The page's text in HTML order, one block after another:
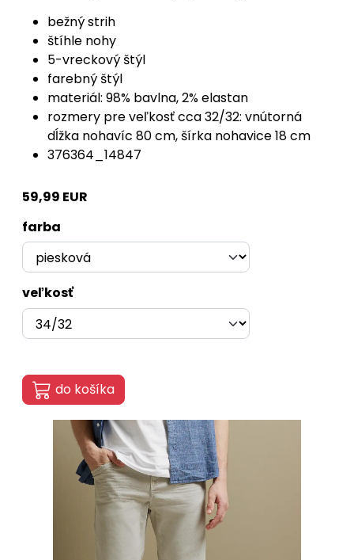
bežný strih
štíhle nohy
5-vreckový štýl
farebný štýl
materiál: 98% bavlna, 2% elastan
rozmery pre veľkosť cca 32/32: vnútorná
dĺžka nohavíc 80 cm, šírka nohavice 18 cm
376364_14847
59,99 EUR
farba
veľkosť
do košíka